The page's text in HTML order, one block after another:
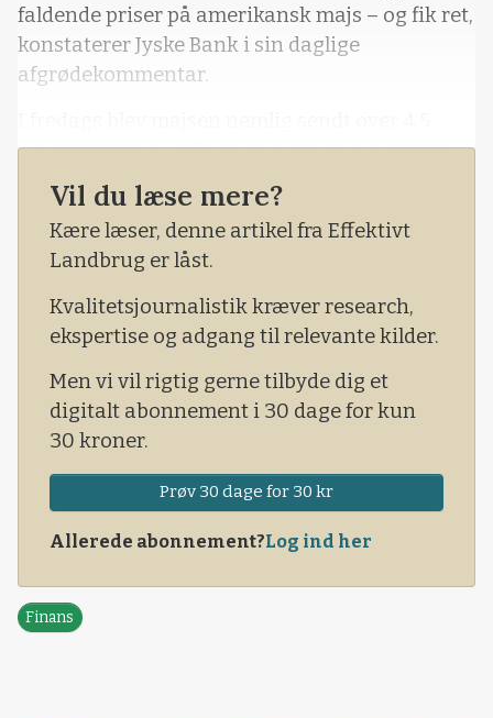
faldende priser på amerikansk majs – og fik ret,
konstaterer Jyske Bank i sin daglige
afgrødekommentar.
procent lavere på Chicago-børsen, og der var
prisnegative nyheder for både gammel og ny
høst, oplyser banken.
- På gammel høst var de amerikanske lagre
overraskende lavt indenlandsk foderf
Vil du læse mere?
Kære læser, denne artikel fra Effektivt
Landbrug er låst.
Kvalitetsjournalistik kræver research,
ekspertise og adgang til relevante kilder.
Men vi vil rigtig gerne tilbyde dig et
digitalt abonnement i 30 dage for kun
30 kroner.
Prøv 30 dage for 30 kr
Allerede abonnement?Log ind her
Finans